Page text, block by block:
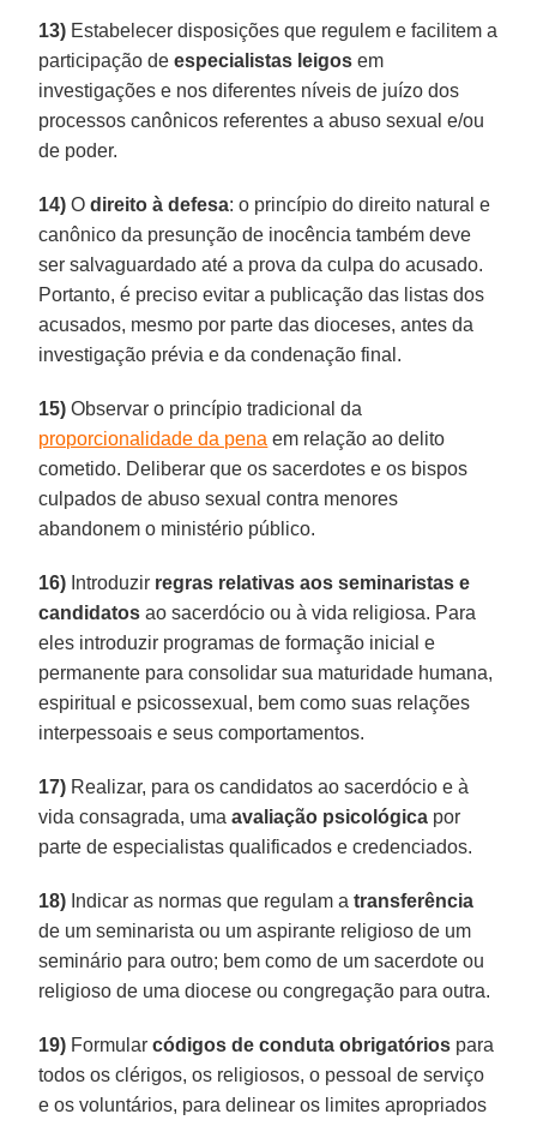
13) Estabelecer disposições que regulem e facilitem a
participação deespecialistas leigos em
investigações e nos diferentes níveis de juízo dos
processos canônicos referentes a abuso sexual e/ou
de poder.
14) Odireito à defesa: o princípio do direito natural e
canônico da presunção de inocência também deve
ser salvaguardado até a prova da culpa do acusado.
Portanto, é preciso evitar a publicação das listas dos
acusados, mesmo por parte das dioceses, antes da
investigação prévia e da condenação final.
15) Observar o princípio tradicional da
proporcionalidade da pena em relação ao delito
cometido. Deliberar que os sacerdotes e os bispos
culpados de abuso sexual contra menores
abandonem o ministério público.
16) Introduzir regras relativas aos seminaristas e
candidatos ao sacerdócio ou à vida religiosa. Para
eles introduzir programas de formação inicial e
permanente para consolidar sua maturidade humana,
espiritual e psicossexual, bem como suas relações
interpessoais e seus comportamentos.
17) Realizar, para os candidatos ao sacerdócio e à
vida consagrada, umaavaliação psicológica por
parte de especialistas qualificados e credenciados.
18) Indicar as normas que regulam atransferência
de um seminarista ou um aspirante religioso de um
seminário para outro; bem como de um sacerdote ou
religioso de uma diocese ou congregação para outra.
19) Formularcódigos de conduta obrigatórios para
todos os clérigos, os religiosos, o pessoal de serviço
e os voluntários, para delinear os limites apropriados